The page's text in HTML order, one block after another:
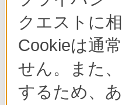
クエストに
Cookieは通
せん。また
するため、